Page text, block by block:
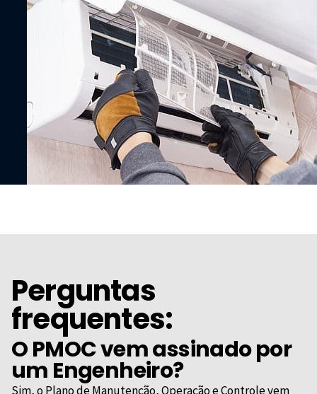
Perguntas
frequentes:
O PMOC vem assinado por
um Engenheiro?
Sim, o Plano de Manutenção, Operação e Controle vem